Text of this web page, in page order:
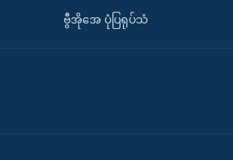
ဗွီအိုအေ ပုံပြရုပ်သံ